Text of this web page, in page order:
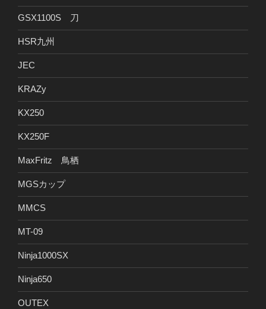
GSX1100S 刀
HSR九州
JEC
KRAZy
KX250
KX250F
MaxFritz 鳥栖
MGSカップ
MMCS
MT-09
Ninja1000SX
Ninja650
OUTEX